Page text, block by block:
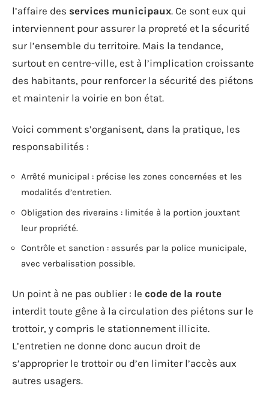
l’affaire des services municipaux. Ce sont eux qui
interviennent pour assurer la propreté et la sécurité
sur l’ensemble du territoire. Mais la tendance,
surtout en centre-ville, est à l’implication croissante
des habitants, pour renforcer la sécurité des piétons
et maintenir la voirie en bon état.
Voici comment s’organisent, dans la pratique, les
responsabilités :
Arrêté municipal : précise les zones concernées et les
modalités d’entretien.
Obligation des riverains : limitée à la portion jouxtant
leur propriété.
Contrôle et sanction : assurés par la police municipale,
avec verbalisation possible.
Un point à ne pas oublier : le code de la route
interdit toute gêne à la circulation des piétons sur le
trottoir, y compris le stationnement illicite.
L’entretien ne donne donc aucun droit de
s’approprier le trottoir ou d’en limiter l’accès aux
autres usagers.